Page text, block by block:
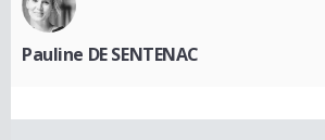
Pauline DE SENTENAC